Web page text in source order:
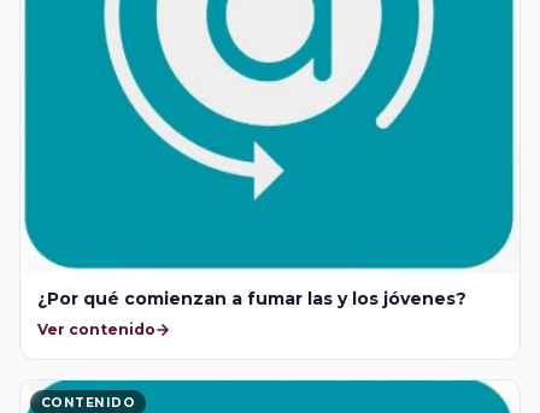
¿Por qué comienzan a fumar las y los jóvenes?
Ver contenido
CONTENIDO